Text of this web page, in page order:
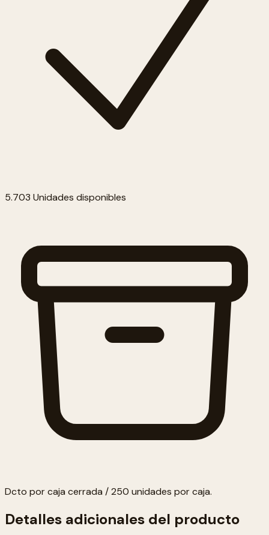
5.703 Unidades disponibles
Dcto por caja cerrada / 250 unidades por caja.
Detalles adicionales del producto